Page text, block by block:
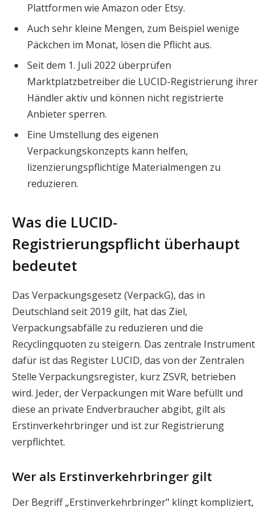
Plattformen wie Amazon oder Etsy.
Auch sehr kleine Mengen, zum Beispiel wenige
Päckchen im Monat, lösen die Pflicht aus.
Seit dem 1. Juli 2022 überprüfen
Marktplatzbetreiber die LUCID-Registrierung ihrer
Händler aktiv und können nicht registrierte
Anbieter sperren.
Eine Umstellung des eigenen
Verpackungskonzepts kann helfen,
lizenzierungspflichtige Materialmengen zu
reduzieren.
Was die LUCID-
Registrierungspflicht überhaupt
bedeutet
Das Verpackungsgesetz (VerpackG), das in
Deutschland seit 2019 gilt, hat das Ziel,
Verpackungsabfälle zu reduzieren und die
Recyclingquoten zu steigern. Das zentrale Instrument
dafür ist das Register LUCID, das von der Zentralen
Stelle Verpackungsregister, kurz ZSVR, betrieben
wird. Jeder, der Verpackungen mit Ware befüllt und
diese an private Endverbraucher abgibt, gilt als
Erstinverkehrbringer und ist zur Registrierung
verpflichtet.
Wer als Erstinverkehrbringer gilt
Der Begriff „Erstinverkehrbringer" klingt kompliziert,